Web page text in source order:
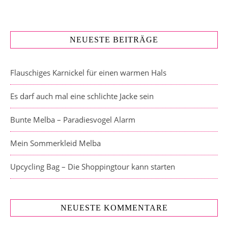
NEUESTE BEITRÄGE
Flauschiges Karnickel für einen warmen Hals
Es darf auch mal eine schlichte Jacke sein
Bunte Melba – Paradiesvogel Alarm
Mein Sommerkleid Melba
Upcycling Bag – Die Shoppingtour kann starten
NEUESTE KOMMENTARE